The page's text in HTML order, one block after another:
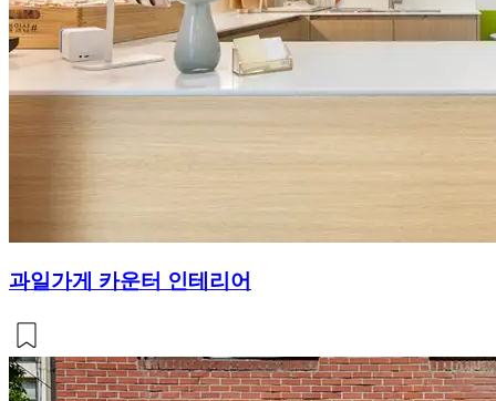
과일가게 카운터 인테리어